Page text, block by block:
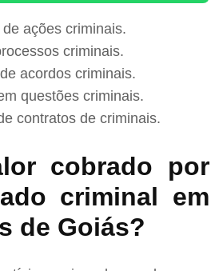
ações criminais.
criminais.
acordos criminais.
questões criminais.
contratos de criminais.
cobrado por
criminal em
de Goiás?